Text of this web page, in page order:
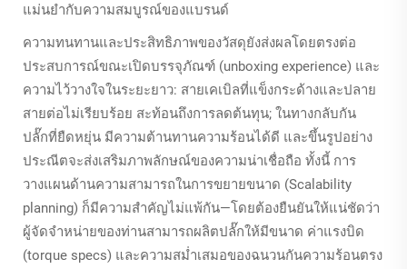
แม่นยำกับความสมบูรณ์ของแบรนด์
ความทนทานและประสิทธิภาพของวัสดุยังส่งผลโดยตรงต่อ
ประสบการณ์ขณะเปิดบรรจุภัณฑ์ (unboxing experience) และ
ความไว้วางใจในระยะยาว: สายเคเบิลที่แข็งกระด้างและปลาย
สายต่อไม่เรียบร้อย สะท้อนถึงการลดต้นทุน; ในทางกลับกัน
ปลั๊กที่ยืดหยุ่น มีความต้านทานความร้อนได้ดี และขึ้นรูปอย่าง
ประณีตจะส่งเสริมภาพลักษณ์ของความน่าเชื่อถือ ทั้งนี้ การ
วางแผนด้านความสามารถในการขยายขนาด (Scalability
planning) ก็มีความสำคัญไม่แพ้กัน—โดยต้องยืนยันให้แน่ชัดว่า
ผู้จัดจำหน่ายของท่านสามารถผลิตปลั๊กให้มีขนาด ค่าแรงบิด
(torque specs) และความสม่ำเสมอของฉนวนกันความร้อนตรง